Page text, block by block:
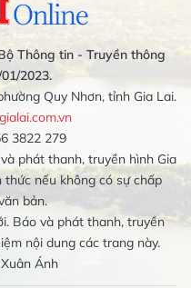
Thông tin - Truyền thông
2023.
Quy Nhơn, tỉnh Gia Lai.
3822 279
phát thanh, truyền hình Gia
thức nếu không có sự chấp
bản.
Báo và phát thanh, truyền
nội dung các trang này.
Ánh